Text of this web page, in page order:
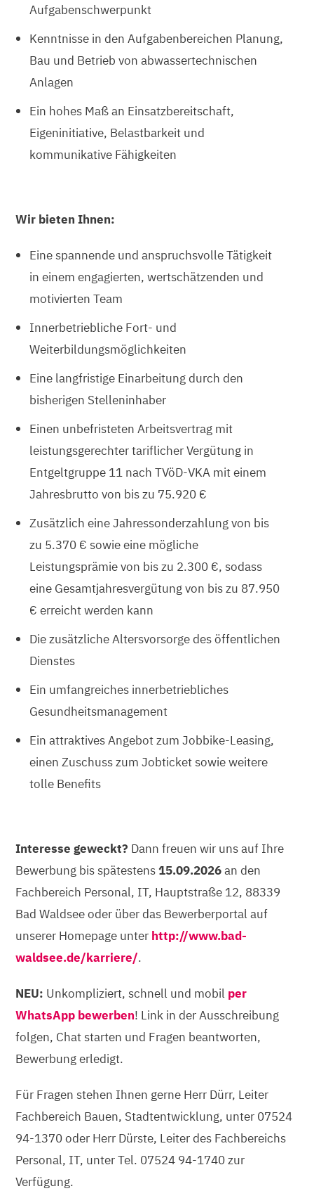
Aufgabenschwerpunkt
Kenntnisse in den Aufgabenbereichen Planung,
Bau und Betrieb von abwassertechnischen
Anlagen
Ein hohes Maß an Einsatzbereitschaft,
Eigeninitiative, Belastbarkeit und
kommunikative Fähigkeiten
Wir bieten Ihnen:
Eine spannende und anspruchsvolle Tätigkeit
in einem engagierten, wertschätzenden und
motivierten Team
Innerbetriebliche Fort- und
Weiterbildungsmöglichkeiten
Eine langfristige Einarbeitung durch den
bisherigen Stelleninhaber
Einen unbefristeten Arbeitsvertrag mit
leistungsgerechter tariflicher Vergütung in
Entgeltgruppe 11 nach TVöD-VKA mit einem
Jahresbrutto von bis zu 75.920 €
Zusätzlich eine Jahressonderzahlung von bis
zu 5.370 € sowie eine mögliche
Leistungsprämie von bis zu 2.300 €, sodass
eine Gesamtjahresvergütung von bis zu 87.950
€ erreicht werden kann
Die zusätzliche Altersvorsorge des öffentlichen
Dienstes
Ein umfangreiches innerbetriebliches
Gesundheitsmanagement
Ein attraktives Angebot zum Jobbike-Leasing,
einen Zuschuss zum Jobticket sowie weitere
tolle Benefits
Interesse geweckt? Dann freuen wir uns auf Ihre
Bewerbung bis spätestens 15.09.2026an den
Fachbereich Personal, IT, Hauptstraße 12, 88339
Bad Waldsee oder über das Bewerberportal auf
unserer Homepage unter http://www.bad-
waldsee.de/karriere/.
NEU: Unkompliziert, schnell und mobil per
WhatsApp bewerben! Link in der Ausschreibung
folgen, Chat starten und Fragen beantworten,
Bewerbung erledigt.
Für Fragen stehen Ihnen gerne Herr Dürr, Leiter
Fachbereich Bauen, Stadtentwicklung, unter 07524
94-1370 oder Herr Dürste, Leiter des Fachbereichs
Personal, IT, unter Tel. 07524 94-1740 zur
Verfügung.